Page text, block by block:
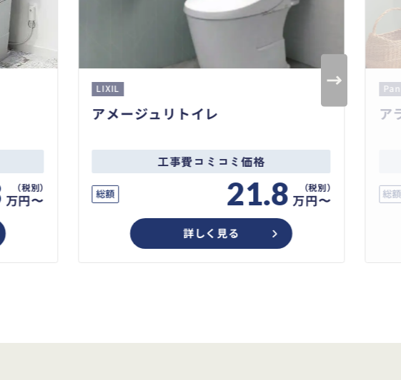
万円〜
LIXIL
アメージュリトイレ
工事費コミコミ価格
総額 21.8 万円〜
詳しく見る
ア
総額